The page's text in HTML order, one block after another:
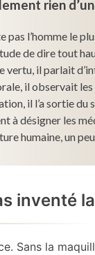
rien
pas l’homme le
de dire tout
vertu, il parlait
il observait
il l’a sortie
à désigner les
humaine, un
inventé
Sans la